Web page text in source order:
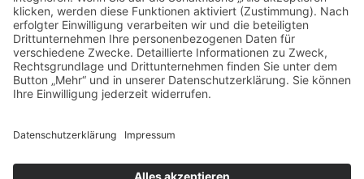
Am Hugo Junkers Hangar aufgenommen. Abflug 😉
Foto: chris_mg08 via Instagram